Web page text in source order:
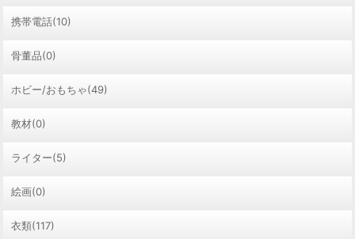
携帯電話(10)
骨董品(0)
ホビー/おもちゃ(49)
教材(0)
ライター(5)
絵画(0)
衣類(117)